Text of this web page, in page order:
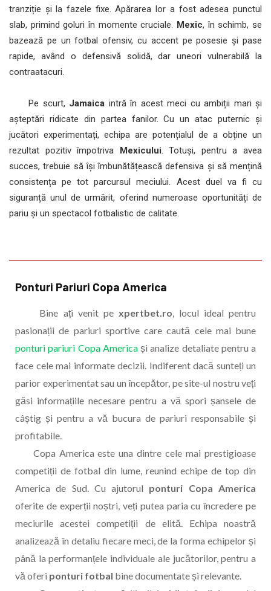
tranziție și la fazele fixe. Apărarea lor a fost adesea punctul
slab, primind goluri în momente cruciale. Mexic, în schimb, se
bazează pe un fotbal ofensiv, cu accent pe posesie și pase
rapide, având o defensivă solidă, dar uneori vulnerabilă la
contraatacuri.
Pe scurt, Jamaica intră în acest meci cu ambiții mari și
așteptări ridicate din partea fanilor. Cu un atac puternic și
jucători experimentați, echipa are potențialul de a obține un
rezultat pozitiv împotriva
Mexicului. Totuși, pentru a avea
succes, trebuie să își îmbunătățească defensiva și să mențină
consistența pe tot parcursul meciului. Acest duel va fi cu
siguranță unul de urmărit, oferind numeroase oportunități de
pariu și un spectacol fotbalistic de calitate.
Ponturi Pariuri Copa America
Bine ați venit pe xpertbet.ro, locul ideal pentru
pasionații de pariuri sportive care caută cele mai bune
ponturi pariuri Copa Americași analize detaliate pentru a
face cele mai informate decizii. Indiferent dacă sunteți un
parior experimentat sau un începător, pe site-ul nostru veți
găsi informațiile necesare pentru a vă spori șansele de
câștig și pentru a vă bucura de pariuri responsabile și
profitabile.
Copa America este una dintre cele mai prestigioase
competiții de fotbal din lume, reunind echipe de top din
America de Sud. Cu ajutorul ponturi Copa America
oferite de experții noștri, veți putea paria cu încredere pe
meciurile acestei competiții de elită. Echipa noastră
analizează în detaliu fiecare meci, de la forma echipelor și
până la performanțele individuale ale jucătorilor, pentru a
vă oferi ponturi fotbal bine documentate și relevante.